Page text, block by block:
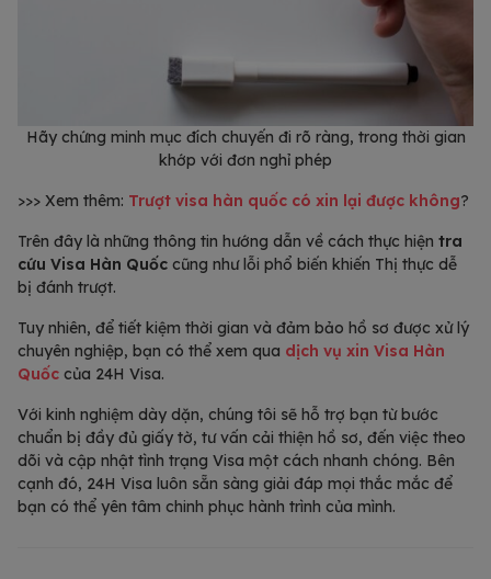
Hãy chứng minh mục đích chuyến đi rõ ràng, trong thời gian
khớp với đơn nghỉ phép
>>> Xem thêm: Trượt visa hàn quốc có xin lại được không?
Trên đây là những thông tin hướng dẫn về cách thực hiện tra
cứu Visa Hàn Quốc cũng như lỗi phổ biến khiến Thị thực dễ
bị đánh trượt.
Tuy nhiên, để tiết kiệm thời gian và đảm bảo hồ sơ được xử lý
chuyên nghiệp, bạn có thể xem qua dịch vụ xin Visa Hàn
Quốc của 24H Visa.
Với kinh nghiệm dày dặn, chúng tôi sẽ hỗ trợ bạn từ bước
chuẩn bị đầy đủ giấy tờ, tư vấn cải thiện hồ sơ, đến việc theo
dõi và cập nhật tình trạng Visa một cách nhanh chóng. Bên
cạnh đó, 24H Visa luôn sẵn sàng giải đáp mọi thắc mắc để
bạn có thể yên tâm chinh phục hành trình của mình.